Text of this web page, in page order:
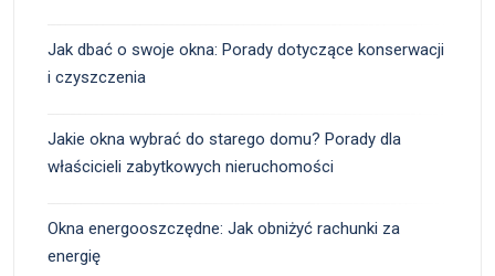
Jak dbać o swoje okna: Porady dotyczące konserwacji
i czyszczenia
Jakie okna wybrać do starego domu? Porady dla
właścicieli zabytkowych nieruchomości
Okna energooszczędne: Jak obniżyć rachunki za
energię